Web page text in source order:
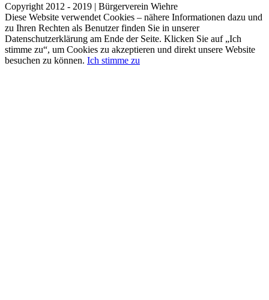
Copyright 2012 - 2019 | Bürgerverein Wiehre
Diese Website verwendet Cookies – nähere Informationen dazu und
zu Ihren Rechten als Benutzer finden Sie in unserer
Datenschutzerklärung am Ende der Seite. Klicken Sie auf „Ich
stimme zu“, um Cookies zu akzeptieren und direkt unsere Website
besuchen zu können. Ich stimme zu